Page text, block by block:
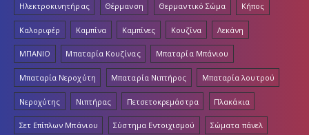
Ηλεκτροκινητήρας Θέρμανση Θερμαντικό Σώμα Κήπος
Καλοριφέρ Καμπίνα Καμπίνες Κουζίνα Λεκάνη
ΜΠΑΝΙΟ Μπαταρία Κουζίνας Μπαταρία Μπάνιου
Μπαταρία Νεροχύτη Μπαταρία Νιπτήρος Μπαταρία λουτρού
Νεροχύτης Νιπτήρας Πετσετοκρεμάστρα Πλακάκια
Σετ Επίπλων Μπάνιου Σύστημα Εντοιχισμού Σώματα πάνελ